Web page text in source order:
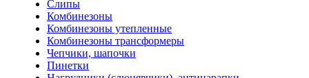
Слипы
Комбинезоны
Комбинезоны утепленные
Комбинезоны трансформеры
Чепчики, шапочки
Пинетки